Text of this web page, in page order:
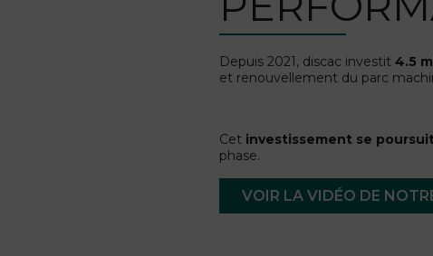
Depuis 2021, discac investit 4.5
et renouvellement du parc
Cet investissement se
phase.
VOIR LA VIDÉO DE